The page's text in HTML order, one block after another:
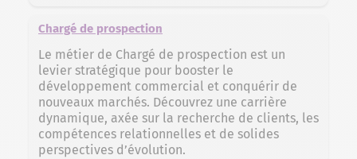
Chargé de prospection
Le métier de Chargé de prospection est un
levier stratégique pour booster le
développement commercial et conquérir de
nouveaux marchés. Découvrez une carrière
dynamique, axée sur la recherche de clients, les
compétences relationnelles et de solides
perspectives d’évolution.